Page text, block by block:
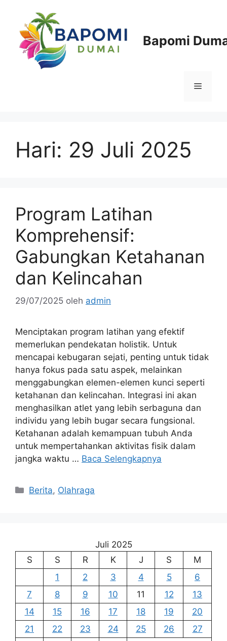
Bapomi
Menu
Hari: 29 Juli 2025
Program Latihan
Komprehensif:
Gabungkan Ketahanan
dan Kelincahan
29/07/2025 oleh admin
Menciptakan program latihan yang efektif
memerlukan pendekatan holistik. Untuk
mencapai kebugaran sejati, penting untuk tidak
hanya fokus pada satu aspek, melainkan
menggabungkan elemen-elemen kunci seperti
ketahanan dan kelincahan. Integrasi ini akan
menghasilkan atlet yang lebih serbaguna dan
individu yang lebih bugar secara fungsional.
Ketahanan adalah kemampuan tubuh Anda
untuk mempertahankan aktivitas fisik dalam
jangka waktu … Baca Selengkapnya
Kategori
Berita, Olahraga
Juli 2025
S
S R K J S
M
1
2 3 4 5
6
7
8 9 10 11 12
13
14
15 16 17 18 19
20
21
22 23 24 25 26
27